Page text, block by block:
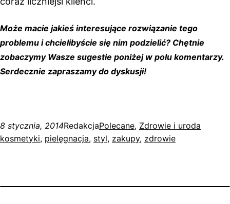
Może macie jakieś interesujące rozwiązanie tego
problemu i chcielibyście się nim podzielić? Chętnie
zobaczymy Wasze sugestie poniżej w polu komentarzy.
Serdecznie zapraszamy do dyskusji!
8 stycznia, 2014RedakcjaPolecane, Zdrowie i uroda
kosmetyki, pielęgnacja, styl, zakupy, zdrowie